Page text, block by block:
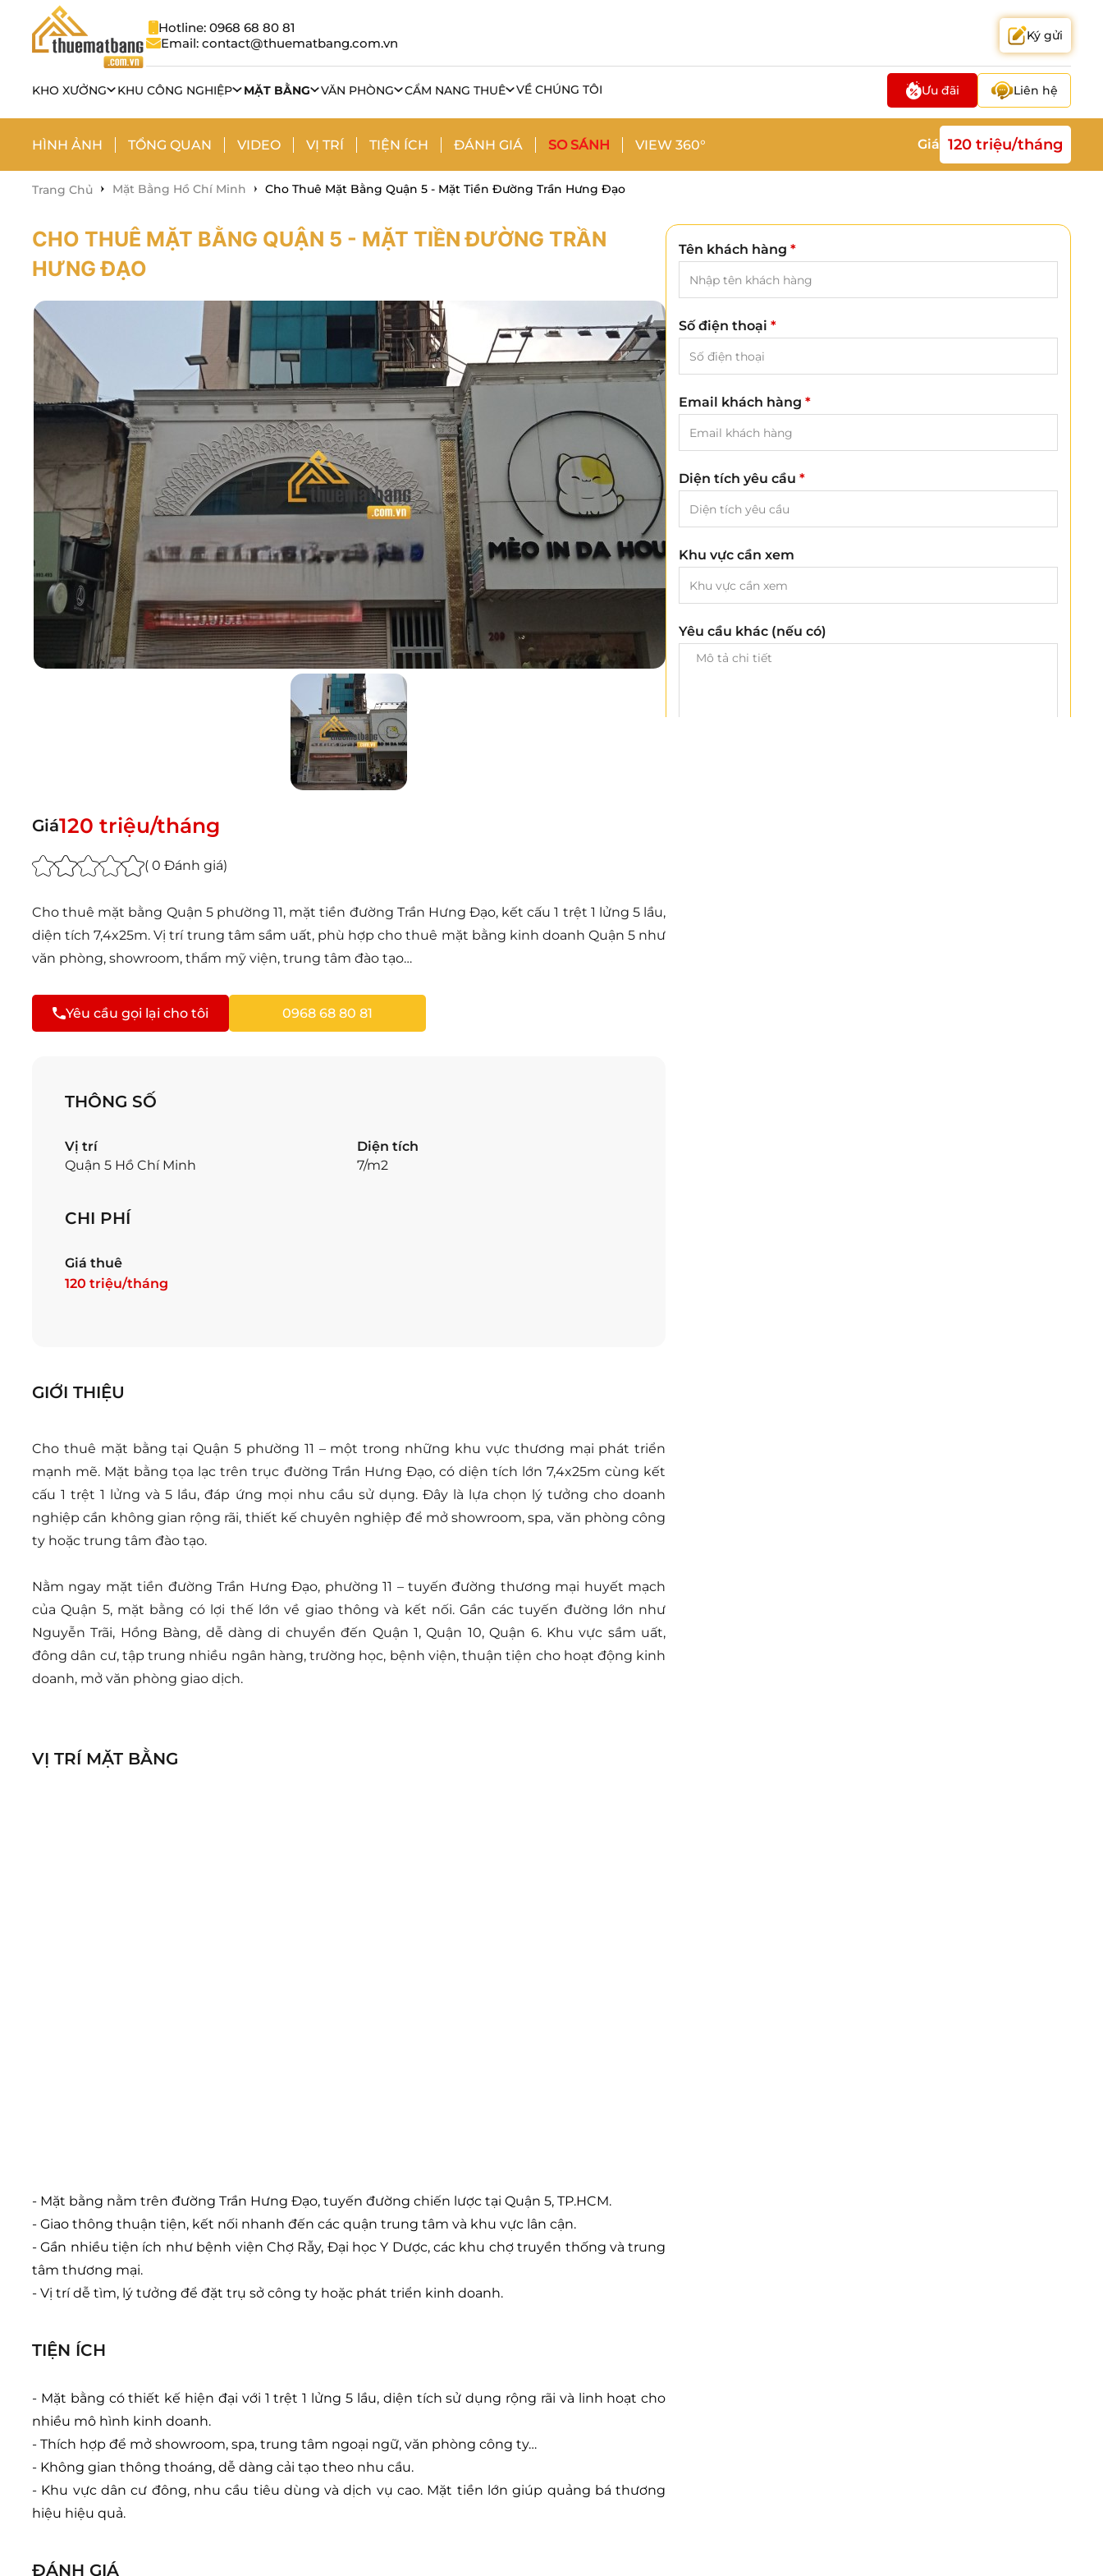
Hotline: 0968 68 80 81
Email: contact@thuematbang.com.vn
Ký gửi
KHO XƯỞNG KHU CÔNG NGHIỆP MẶT BẰNG VĂN PHÒNG CẨM NANG THUÊ VỀ CHÚNG TÔI Ưu đãi Liên hệ
HÌNH ẢNH TỔNG QUAN VIDEO VỊ TRÍ TIỆN ÍCH ĐÁNH GIÁ SO SÁNH VIEW 360° Giá 120 triệu/tháng
Trang Chủ Mặt Bằng Hồ Chí Minh Cho Thuê Mặt Bằng Quận 5 - Mặt Tiền Đường Trần Hưng Đạo
CHO THUÊ MẶT BẰNG QUẬN 5 - MẶT TIỀN ĐƯỜNG TRẦN
HƯNG ĐẠO
Giá120 triệu/tháng
( 0 Đánh giá)
Cho thuê mặt bằng Quận 5 phường 11, mặt tiền đường Trần Hưng Đạo, kết cấu 1 trệt 1 lửng 5 lầu,
diện tích 7,4x25m. Vị trí trung tâm sầm uất, phù hợp cho thuê mặt bằng kinh doanh Quận 5 như
văn phòng, showroom, thẩm mỹ viện, trung tâm đào tạo…
Yêu cầu gọi lại cho tôi 0968 68 80 81
THÔNG SỐ
Vị trí
Quận 5 Hồ Chí Minh
Diện tích
7/m2
CHI PHÍ
Giá thuê
120 triệu/tháng
GIỚI THIỆU
Cho thuê mặt bằng tại Quận 5 phường 11 – một trong những khu vực thương mại phát triển
mạnh mẽ. Mặt bằng tọa lạc trên trục đường Trần Hưng Đạo, có diện tích lớn 7,4x25m cùng kết
cấu 1 trệt 1 lửng và 5 lầu, đáp ứng mọi nhu cầu sử dụng. Đây là lựa chọn lý tưởng cho doanh
nghiệp cần không gian rộng rãi, thiết kế chuyên nghiệp để mở showroom, spa, văn phòng công
ty hoặc trung tâm đào tạo.
Nằm ngay mặt tiền đường Trần Hưng Đạo, phường 11 – tuyến đường thương mại huyết mạch
của Quận 5, mặt bằng có lợi thế lớn về giao thông và kết nối. Gần các tuyến đường lớn như
Nguyễn Trãi, Hồng Bàng, dễ dàng di chuyển đến Quận 1, Quận 10, Quận 6. Khu vực sầm uất,
đông dân cư, tập trung nhiều ngân hàng, trường học, bệnh viện, thuận tiện cho hoạt động kinh
doanh, mở văn phòng giao dịch.
VỊ TRÍ MẶT BẰNG
- Mặt bằng nằm trên đường Trần Hưng Đạo, tuyến đường chiến lược tại Quận 5, TP.HCM.
- Giao thông thuận tiện, kết nối nhanh đến các quận trung tâm và khu vực lân cận.
- Gần nhiều tiện ích như bệnh viện Chợ Rẫy, Đại học Y Dược, các khu chợ truyền thống và trung
tâm thương mại.
- Vị trí dễ tìm, lý tưởng để đặt trụ sở công ty hoặc phát triển kinh doanh.
TIỆN ÍCH
- Mặt bằng có thiết kế hiện đại với 1 trệt 1 lửng 5 lầu, diện tích sử dụng rộng rãi và linh hoạt cho
nhiều mô hình kinh doanh.
- Thích hợp để mở showroom, spa, trung tâm ngoại ngữ, văn phòng công ty…
- Không gian thông thoáng, dễ dàng cải tạo theo nhu cầu.
- Khu vực dân cư đông, nhu cầu tiêu dùng và dịch vụ cao. Mặt tiền lớn giúp quảng bá thương
hiệu hiệu quả.
ĐÁNH GIÁ
Tên khách hàng*
Số điện thoại*
Email khách hàng*
Diện tích yêu cầu*
Khu vực cần xem
Yêu cầu khác (nếu có)